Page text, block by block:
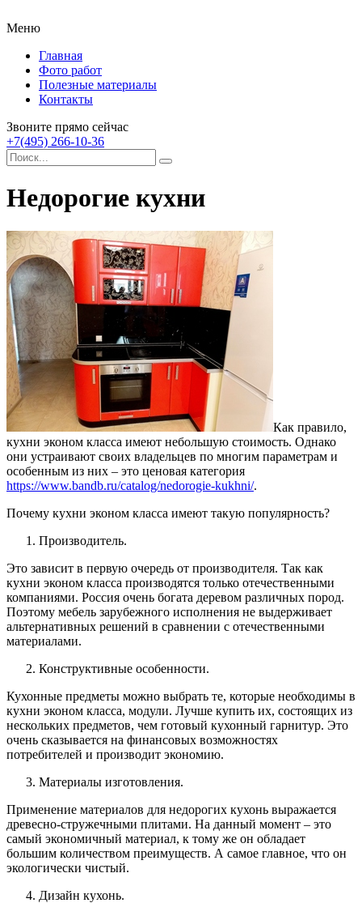
Меню
Главная
Фото работ
Полезные материалы
Контакты
Звоните прямо сейчас
+7(495) 266-10-36
Недорогие кухни
Как правило,
кухни эконом класса имеют небольшую стоимость. Однако
они устраивают своих владельцев по многим параметрам и
особенным из них – это ценовая категория
https://www.bandb.ru/catalog/nedorogie-kukhni/.
Почему кухни эконом класса имеют такую популярность?
Производитель.
Это зависит в первую очередь от производителя. Так как
кухни эконом класса производятся только отечественными
компаниями. Россия очень богата деревом различных пород.
Поэтому мебель зарубежного исполнения не выдерживает
альтернативных решений в сравнении с отечественными
материалами.
Конструктивные особенности.
Кухонные предметы можно выбрать те, которые необходимы в
кухни эконом класса, модули. Лучше купить их, состоящих из
нескольких предметов, чем готовый кухонный гарнитур. Это
очень сказывается на финансовых возможностях
потребителей и производит экономию.
Материалы изготовления.
Применение материалов для недорогих кухонь выражается
древесно-стружечными плитами. На данный момент – это
самый экономичный материал, к тому же он обладает
большим количеством преимуществ. А самое главное, что он
экологически чистый.
Дизайн кухонь.